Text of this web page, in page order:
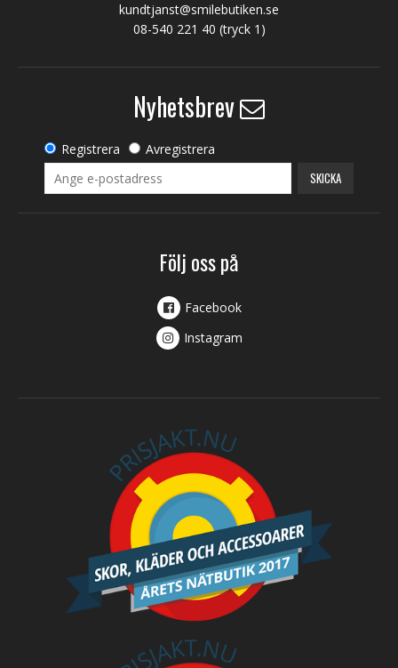
kundtjanst@smilebutiken.se
08-540 221 40 (tryck 1)
Nyhetsbrev
Registrera Avregistrera
SKICKA
Följ oss på
Facebook
Instagram